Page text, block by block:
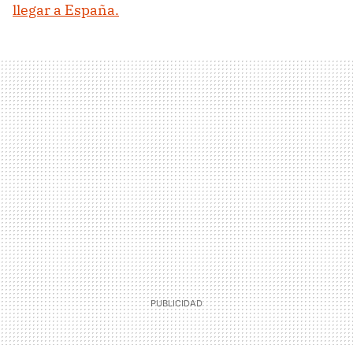
llegar a España.